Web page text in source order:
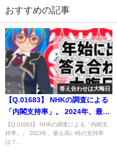
おすすめの記事
答え合わせは大晦日
【Q.01683】 NHKの調査による
「内閣支持率」。 2024年、最も
高い時の支持率は？
【Q.01683】 NHKの調査による「内閣支
持率」。 2023年、最も高い時の支持率
は？...